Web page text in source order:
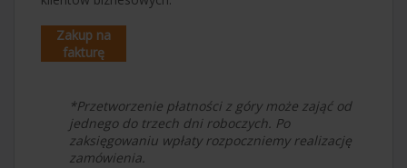
Zakup na
fakturę
*Przetworzenie płatności z góry może zająć od
jednego do trzech dni roboczych. Po
zaksięgowaniu wpłaty rozpoczniemy realizację
zamówienia.